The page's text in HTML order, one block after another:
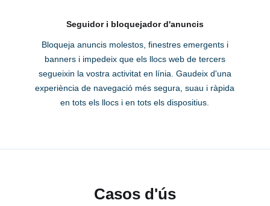
Seguidor i bloquejador d'anuncis
Bloqueja anuncis molestos, finestres emergents i
banners i impedeix que els llocs web de tercers
segueixin la vostra activitat en línia. Gaudeix d'una
experiència de navegació més segura, suau i ràpida
en tots els llocs i en tots els dispositius.
Casos d'ús